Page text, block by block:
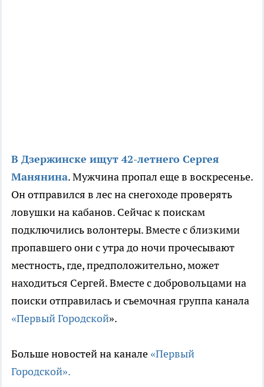
В Дзержинске ищут 42-летнего Сергея
Манянина. Мужчина пропал еще в воскресенье.
Он отправился в лес на снегоходе проверять
ловушки на кабанов. Сейчас к поискам
подключились волонтеры. Вместе с близкими
пропавшего они с утра до ночи прочесывают
местность, где, предположительно, может
находиться Сергей. Вместе с добровольцами на
поиски отправилась и съемочная группа канала
«Первый Городской».
Больше новостей на канале «Первый
Городской».